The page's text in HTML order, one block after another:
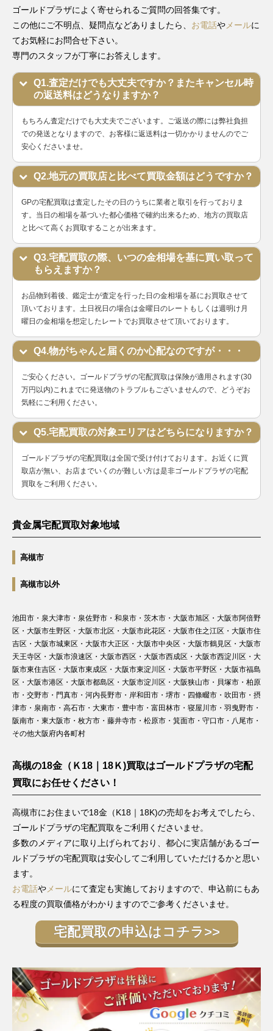
ゴールドプラザによく寄せられるご質問の回答集です。
この他にご不明点、疑問点などありましたら、 お電話や メールに
てお気軽にお問合せ下さい。
専門のスタッフが丁寧にお答えします。
Q1.査定だけでも大丈夫ですか？またキャンセル時
の返送料はどうなりますか？
もちろん査定だけでも大丈夫でございます。ご返送の際には弊社負担
での発送となりますので、お客様に返送料は一切かかりませんのでご
安心くださいませ。
Q2.地元の買取店と比べて買取金額はどうですか？
GPの宅配買取は査定したその日のうちに業者と取引を行っておりま
す。当日の相場を基づいた都心価格で確約出来るため、地方の買取店
と比べて高くお買取することが出来ます。
Q3.宅配買取の際、いつの金相場を基に買い取って
もらえますか？
お品物到着後、鑑定士が査定を行った日の金相場を基にお買取させて
頂いております。土日祝日の場合は金曜日のレートもしくは週明け月
曜日の金相場を想定したレートでお買取させて頂いております。
Q4.物がちゃんと届くのか心配なのですが・・・
ご安心ください。ゴールドプラザの宅配買取は保険が適用されます(30
万円以内)これまでに発送物のトラブルもございませんので、どうぞお
気軽にご利用ください。
Q5.宅配買取の対象エリアはどちらになりますか？
ゴールドプラザの宅配買取は全国で受け付けております。お近くに買
取店が無い、お店までいくのが難しい方は是非ゴールドプラザの宅配
買取をご利用ください。
貴金属宅配買取対象地域
高槻市
高槻市以外
池田市・泉大津市・泉佐野市・和泉市・茨木市・大阪市旭区・大阪市阿倍野
区・大阪市生野区・大阪市北区・大阪市此花区・大阪市住之江区・大阪市住
吉区・大阪市城東区・大阪市大正区・大阪市中央区・大阪市鶴見区・大阪市
天王寺区・大阪市浪速区・大阪市西区・大阪市西成区・大阪市西淀川区・大
阪市東住吉区・大阪市東成区・大阪市東淀川区・大阪市平野区・大阪市福島
区・大阪市港区・大阪市都島区・大阪市淀川区・大阪狭山市・貝塚市・柏原
市・交野市・門真市・河内長野市・岸和田市・堺市・四條畷市・吹田市・摂
津市・泉南市・高石市・大東市・豊中市・富田林市・寝屋川市・羽曳野市・
阪南市・東大阪市・枚方市・藤井寺市・松原市・箕面市・守口市・八尾市・
その他大阪府内各町村
高槻の18金（Ｋ18｜18Ｋ)買取はゴールドプラザの宅配
買取にお任せください！
高槻市にお住まいで18金（K18｜18K)の売却をお考えでしたら、
ゴールドプラザの宅配買取をご利用くださいませ。
多数のメディアに取り上げられており、都心に実店舗があるゴー
ルドプラザの宅配買取は安心してご利用していただけるかと思い
ます。
お電話や メールにて査定も実施しておりますので、申込前にもあ
る程度の買取価格がわかりますのでご参考くださいませ。
宅配買取の申込はコチラ>>